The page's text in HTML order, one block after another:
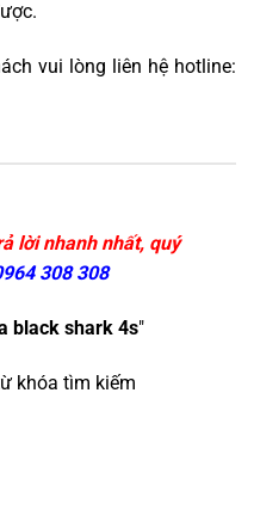
vui lòng liên hệ hotline:
lời nhanh nhất, quý
308 308
black shark 4s"
khóa tìm kiếm